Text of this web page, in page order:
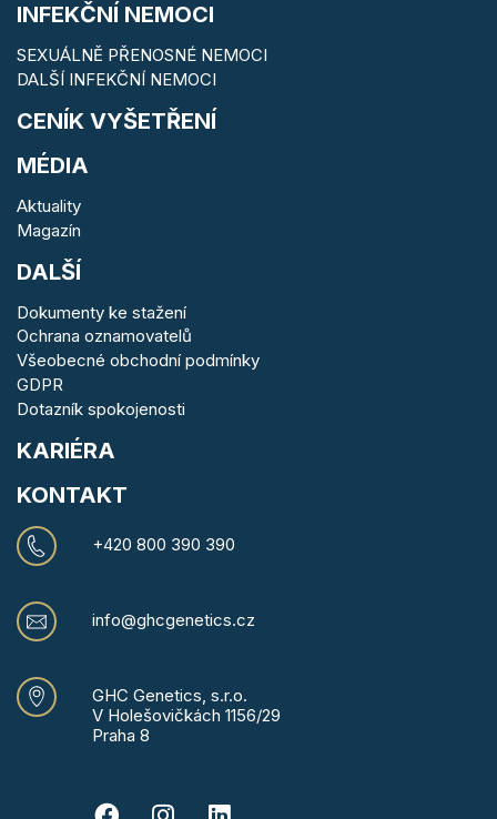
INFEKČNÍ NEMOCI
SEXUÁLNĚ PŘENOSNÉ NEMOCI
DALŠÍ INFEKČNÍ NEMOCI
CENÍK VYŠETŘENÍ
MÉDIA
Aktuality
Magazín
DALŠÍ
Dokumenty ke stažení
Ochrana oznamovatelů
Všeobecné obchodní podmínky
GDPR
Dotazník spokojenosti
KARIÉRA
KONTAKT
+420 800 390 390
info@ghcgenetics.cz
GHC Genetics, s.r.o.
V Holešovičkách 1156/29
Praha 8